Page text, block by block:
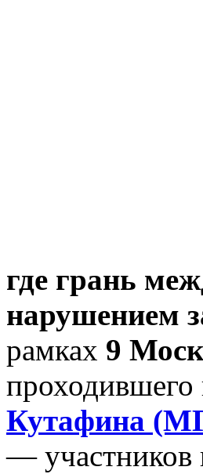
где грань
нарушением
рамках 9
проходившего
Кутафина
— участников